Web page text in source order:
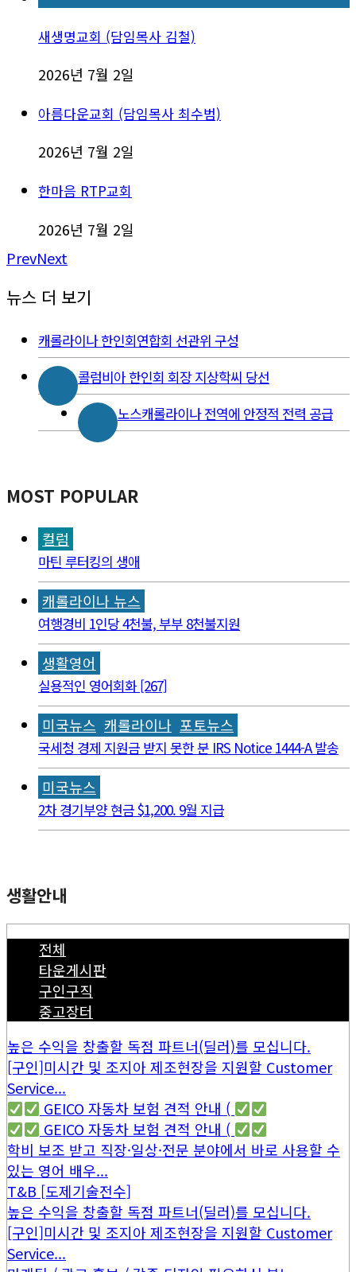
새생명교회 (담임목사 김철)
2026년 7월 2일
아름다운교회 (담임목사 최수범)
2026년 7월 2일
한마음 RTP교회
2026년 7월 2일
PrevNext
뉴스 더 보기
캐롤라이나 한인회연합회 선관위 구성
콜럼비아 한인회 회장 지상학씨 당선
노스캐롤라이나 전역에 안정적 전력 공급
MOST POPULAR
컬럼
마틴 루터킹의 생애
캐롤라이나 뉴스
여행경비 1인당 4천불, 부부 8천불지원
생활영어
실용적인 영어회화 [267]
미국뉴스 캐롤라이나 포토뉴스
국세청 경제 지원금 받지 못한 분 IRS Notice 1444-A 발송
미국뉴스
2차 경기부양 현금 $1,200. 9월 지급
생활안내
전체
타운게시판
구인구직
중고장터
높은 수익을 창출할 독점 파트너(딜러)를 모십니다.
[구인]미시간 및 조지아 제조현장을 지원할 Customer
Service...
GEICO 자동차 보험 견적 안내 (
GEICO 자동차 보험 견적 안내 (
학비 보조 받고 직장·일상·전문 분야에서 바로 사용할 수
있는 영어 배우...
T&B [도제기술전수]
높은 수익을 창출할 독점 파트너(딜러)를 모십니다.
[구인]미시간 및 조지아 제조현장을 지원할 Customer
Service...